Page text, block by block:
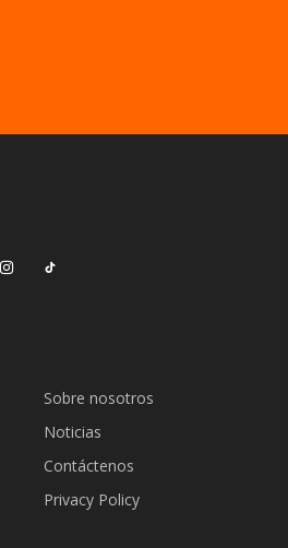
Sobre nosotros
Noticias
Contáctenos
Privacy Policy